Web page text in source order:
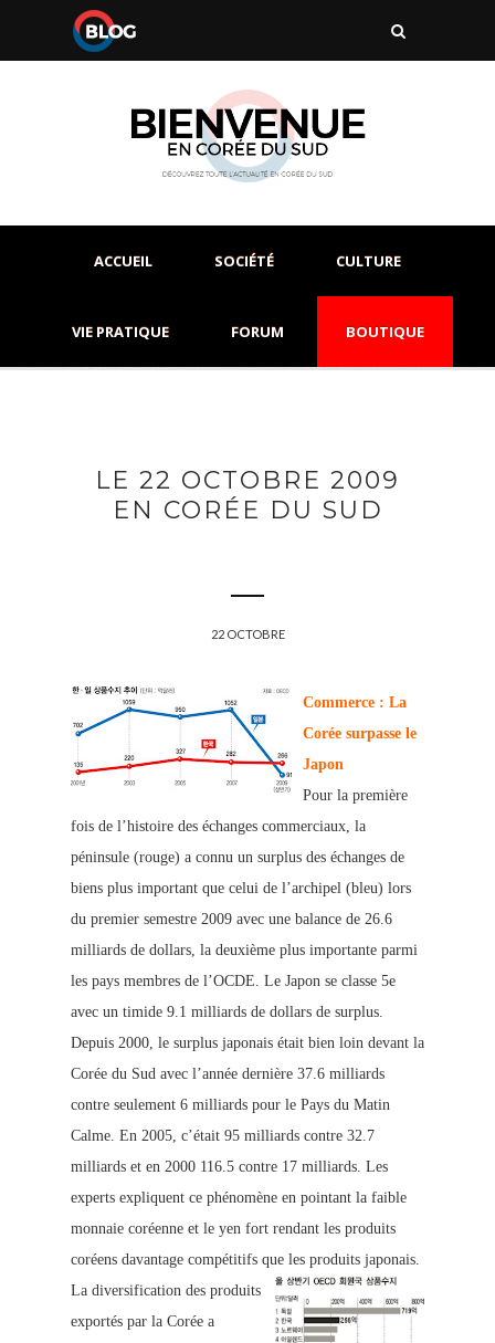
ACCUEIL SOCIÉTÉ CULTURE
VIE PRATIQUE FORUM BOUTIQUE
LE 22 OCTOBRE 2009
EN CORÉE DU SUD
22 OCTOBRE
Commerce : La
Corée surpasse le
Japon
Pour la première
fois de l’histoire des échanges commerciaux, la
péninsule (rouge) a connu un surplus des échanges de
biens plus important que celui de l’archipel (bleu) lors
du premier semestre 2009 avec une balance de 26.6
milliards de dollars, la deuxième plus importante parmi
les pays membres de l’OCDE. Le Japon se classe 5e
avec un timide 9.1 milliards de dollars de surplus.
Depuis 2000, le surplus japonais était bien loin devant la
Corée du Sud avec l’année dernière 37.6 milliards
contre seulement 6 milliards pour le Pays du Matin
Calme. En 2005, c’était 95 milliards contre 32.7
milliards et en 2000 116.5 contre 17 milliards. Les
experts expliquent ce phénomène en pointant la faible
monnaie coréenne et le yen fort rendant les produits
coréens davantage compétitifs que les produits japonais.
La diversification des produits
exportés par la Corée a